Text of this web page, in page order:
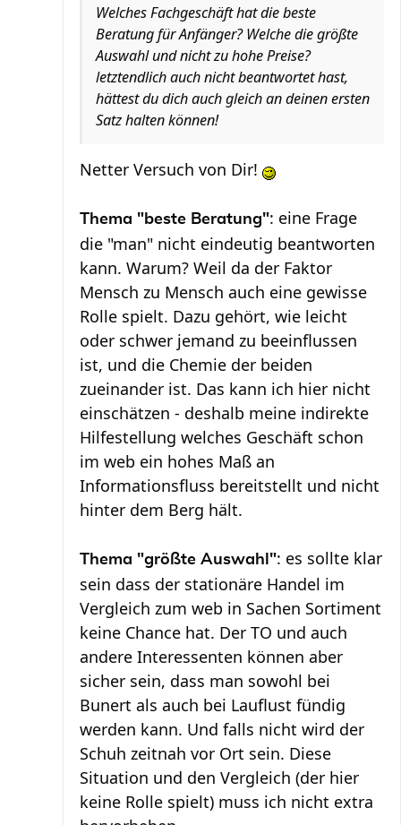
Welches Fachgeschäft hat die beste
Beratung für Anfänger? Welche die größte
Auswahl und nicht zu hohe Preise?
letztendlich auch nicht beantwortet hast,
hättest du dich auch gleich an deinen ersten
Satz halten können!
Netter Versuch von Dir!
Thema "beste Beratung": eine Frage
die "man" nicht eindeutig beantworten
kann. Warum? Weil da der Faktor
Mensch zu Mensch auch eine gewisse
Rolle spielt. Dazu gehört, wie leicht
oder schwer jemand zu beeinflussen
ist, und die Chemie der beiden
zueinander ist. Das kann ich hier nicht
einschätzen - deshalb meine indirekte
Hilfestellung welches Geschäft schon
im web ein hohes Maß an
Informationsfluss bereitstellt und nicht
hinter dem Berg hält.
Thema "größte Auswahl": es sollte klar
sein dass der stationäre Handel im
Vergleich zum web in Sachen Sortiment
keine Chance hat. Der TO und auch
andere Interessenten können aber
sicher sein, dass man sowohl bei
Bunert als auch bei Lauflust fündig
werden kann. Und falls nicht wird der
Schuh zeitnah vor Ort sein. Diese
Situation und den Vergleich (der hier
keine Rolle spielt) muss ich nicht extra